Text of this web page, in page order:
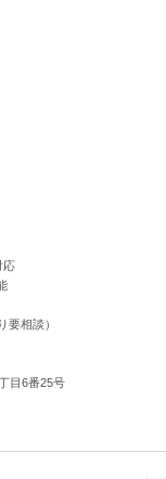
応
要相談）
目6番25号